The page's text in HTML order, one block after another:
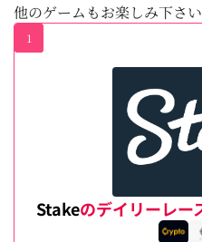
他のゲームもお楽しみ下さい
1
Stakeのデイリーレー